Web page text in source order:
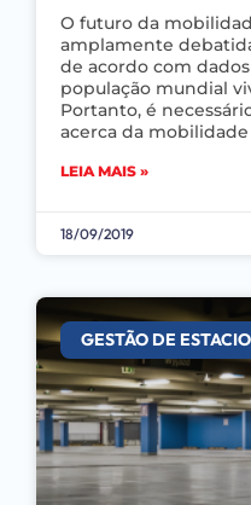
O futuro da
amplamente
de acordo com
população mundial
Portanto, é
acerca da mobilidade
LEIA MAIS »
18/09/2019
GESTÃO DE